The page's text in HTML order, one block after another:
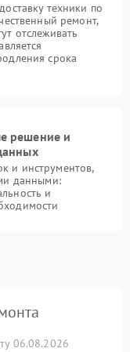
техники по
ремонт,
отслеживать
срока
решение и
и инструментов,
данными:
и
06.08.2026